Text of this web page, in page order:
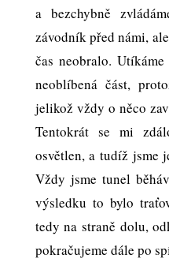
a bezchybně
závodník před námi,
čas neobralo.
neoblíbená část,
jelikož vždy o něco
Tentokrát se mi
osvětlen, a tudíž jsme
Vždy jsme tunel
výsledku to bylo
tedy na straně dolu,
pokračujeme dále po